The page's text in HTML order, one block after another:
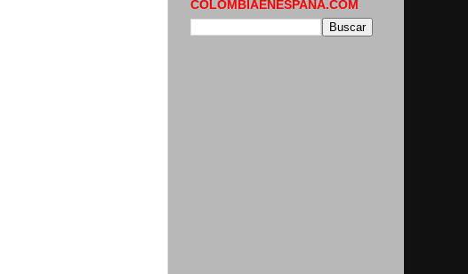
COLOMBIAENESPANA.COM